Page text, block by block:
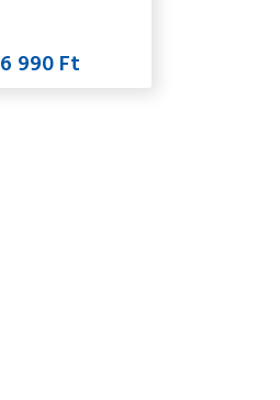
6 990 Ft